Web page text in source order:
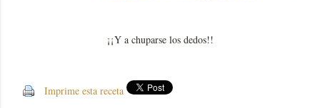
¡¡Y a chuparse los dedos!!
Imprime esta receta